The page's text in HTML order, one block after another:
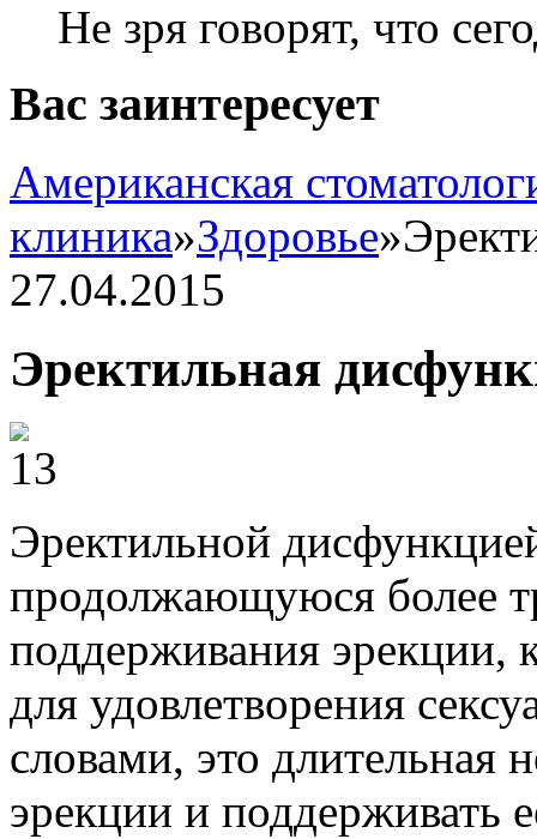
Не зря говорят, что
Вас заинтересует
Американская
клиника»Здоровье»
27.04.2015
Эректильная
Эректильной
продолжающуюся более
поддерживания эрекции,
для удовлетворения
словами, это длительная
эрекции и поддерживать